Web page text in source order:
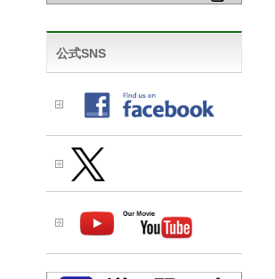
公式SNS